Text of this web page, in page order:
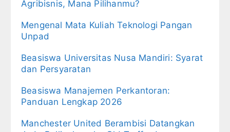
Agribisnis, Mana Pilihanmu?
Mengenal Mata Kuliah Teknologi Pangan
Unpad
Beasiswa Universitas Nusa Mandiri: Syarat
dan Persyaratan
Beasiswa Manajemen Perkantoran:
Panduan Lengkap 2026
Manchester United Berambisi Datangkan